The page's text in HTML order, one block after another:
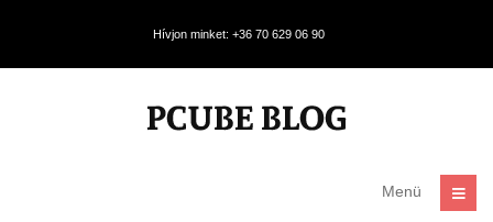
Hívjon minket: +36 70 629 06 90
Menü